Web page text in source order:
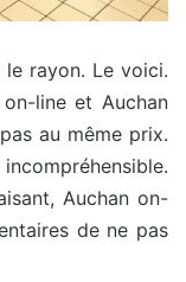
le rayon. Le voici.
line et Auchan
au même prix.
Auchan on-
de ne pas